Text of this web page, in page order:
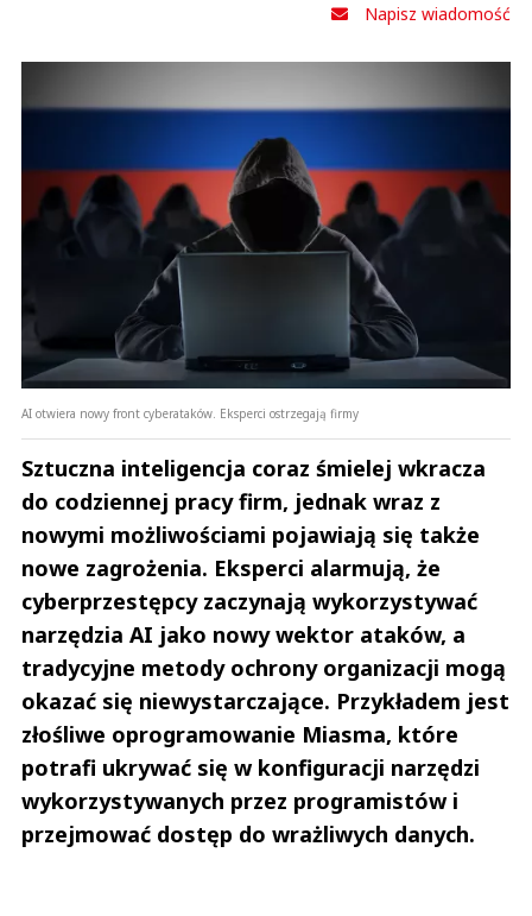
Napisz wiadomość
AI otwiera nowy front cyberataków. Eksperci ostrzegają firmy
Sztuczna inteligencja coraz śmielej wkracza
do codziennej pracy firm, jednak wraz z
nowymi możliwościami pojawiają się także
nowe zagrożenia. Eksperci alarmują, że
cyberprzestępcy zaczynają wykorzystywać
narzędzia AI jako nowy wektor ataków, a
tradycyjne metody ochrony organizacji mogą
okazać się niewystarczające. Przykładem jest
złośliwe oprogramowanie Miasma, które
potrafi ukrywać się w konfiguracji narzędzi
wykorzystywanych przez programistów i
przejmować dostęp do wrażliwych danych.